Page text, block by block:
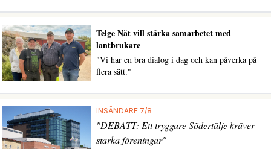
Telge Nät vill stärka samarbetet med
lantbrukare
"Vi har en bra dialog i dag och kan påverka på
flera sätt."
INSÄNDARE 7/8
"DEBATT: Ett tryggare Södertälje kräver
starka föreningar"